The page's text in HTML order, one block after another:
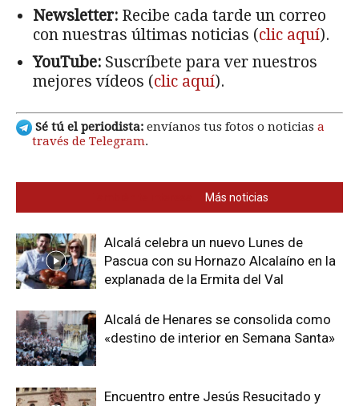
Newsletter: Recibe cada tarde un correo
con nuestras últimas noticias (clic aquí).
YouTube: Suscríbete para ver nuestros
mejores vídeos (clic aquí).
Sé tú el periodista: envíanos tus fotos o noticias a
través de Telegram.
Más noticias
Alcalá celebra un nuevo Lunes de
Pascua con su Hornazo Alcalaíno en la
explanada de la Ermita del Val
Alcalá de Henares se consolida como
«destino de interior en Semana Santa»
Encuentro entre Jesús Resucitado y